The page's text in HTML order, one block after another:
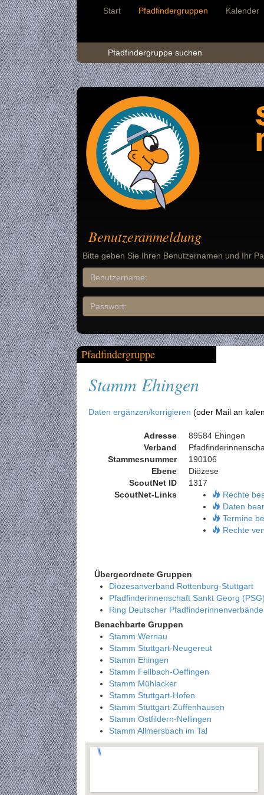
Start Pfadfindergruppen Kalender
Pfadfindergruppe suchen
Benutzeranmeldung
Bitte geben Sie Ihren Benutzernamen und Ihr
Pfadfindergruppe
Stamm Ehingen
Daten ergänzen/korrigieren (oder Mail an
Adresse
89584 Ehingen
Verband
Stammesnummer
190106
Ebene
Diözese
ScoutNet ID
1317
ScoutNet-Links
Rechte
Daten
Termine
Rechte
Übergeordnete Gruppen
Diözesanverband Rottenburg-Stuttgart
Pfadfinderinnenschaft Sankt Georg
Ring Deutscher
Benachbarte Gruppen
Stamm Wernau
Stamm Stuttgart-Neugereut
Stamm Ehingen
Stamm Fellbach-Oeffingen
Stamm Mühlacker
Stamm Stuttgart-Hofen
Stamm Stuttgart-Zuffenhausen
Stamm Ostfildern-Nellingen
Stamm Allmersbach im Tal